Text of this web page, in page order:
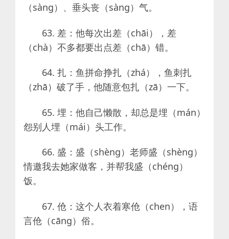
（sàng）、垂头丧（sàng）气。
63. 差：他每次出差（chāi），差
（chà）不多都要出点差（chā）错。
64. 扎：鱼拼命挣扎（zhá），鱼刺扎
（zhā）破了手，他随意包扎（zā）一下。
65. 埋：他自己懒散，却总是埋（mán）
怨别人埋（mái）头工作。
66. 盛：盛（shèng）老师盛（shèng）
情邀我去她家做客，并帮我盛（chéng）
饭。
67. 伧：这个人衣着寒伧（chen），语
言伧（cāng）俗。